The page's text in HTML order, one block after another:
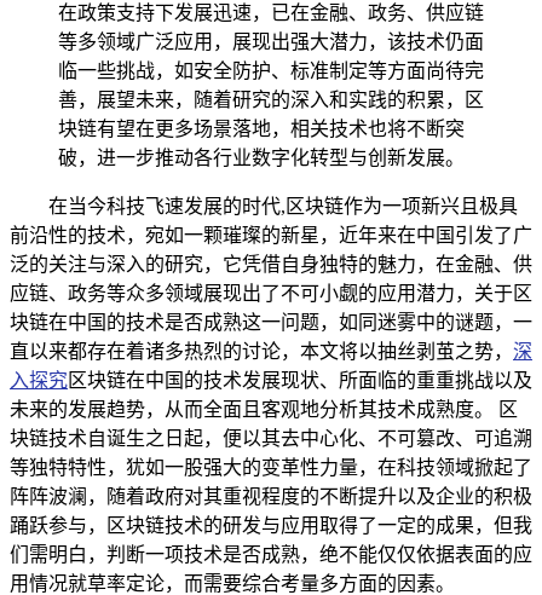
在政策支持下发展迅速，已在金融、政务、供应链
等多领域广泛应用，展现出强大潜力，该技术仍面
临一些挑战，如安全防护、标准制定等方面尚待完
善，展望未来，随着研究的深入和实践的积累，区
块链有望在更多场景落地，相关技术也将不断突
破，进一步推动各行业数字化转型与创新发展。
在当今科技飞速发展的时代,区块链作为一项新兴且极具
前沿性的技术，宛如一颗璀璨的新星，近年来在中国引发了广
泛的关注与深入的研究，它凭借自身独特的魅力，在金融、供
应链、政务等众多领域展现出了不可小觑的应用潜力，关于区
块链在中国的技术是否成熟这一问题，如同迷雾中的谜题，一
直以来都存在着诸多热烈的讨论，本文将以抽丝剥茧之势， 深
入探究区块链在中国的技术发展现状、所面临的重重挑战以及
未来的发展趋势，从而全面且客观地分析其技术成熟度。 区
块链技术自诞生之日起，便以其去中心化、不可篡改、可追溯
等独特特性，犹如一股强大的变革性力量，在科技领域掀起了
阵阵波澜，随着政府对其重视程度的不断提升以及企业的积极
踊跃参与，区块链技术的研发与应用取得了一定的成果，但我
们需明白，判断一项技术是否成熟，绝不能仅仅依据表面的应
用情况就草率定论，而需要综合考量多方面的因素。